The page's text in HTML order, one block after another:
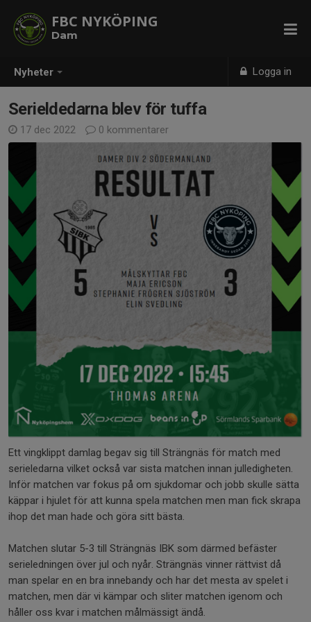
Nyheter Logga in
FBC NYKÖPING
Dam
Serieldedarna blev för tuffa
17 dec 2022 0 kommentarer
Ett vingklippt damlag begav sig till Strängnäs för match med
serieledarna vilket också var sista matchen innan julledigheten.
Inför matchen var fokus på om sjukdomar och jobb skulle sätta
käppar i hjulet för att kunna spela matchen men man fick skrapa
ihop det man hade och göra sitt bästa.
Matchen slutar 5-3 till Strängnäs IBK som därmed befäster
serieledningen över jul och nyår. Strängnäs vinner rättvist då
man spelar en en bra innebandy och har det mesta av spelet i
matchen, men där vi kämpar och sliter matchen igenom och
håller oss kvar i matchen målmässigt ändå.